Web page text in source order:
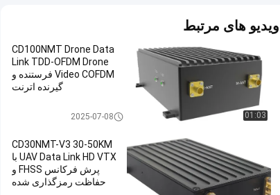
ویدیو های مرتبط
01:03
CD100NMT Drone Data
Link TDD-OFDM Drone
Video COFDM فرستنده و
گیرنده اترنت
فرستنده COFDM2025-07-08
CD30NMT-V3 30-50KM
UAV Data Link HD VTX با
پرش فرکانس FHSS و
حفاظت رمزگذاری شده